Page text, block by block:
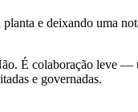
e deixando uma
É colaboração leve —
e governadas.